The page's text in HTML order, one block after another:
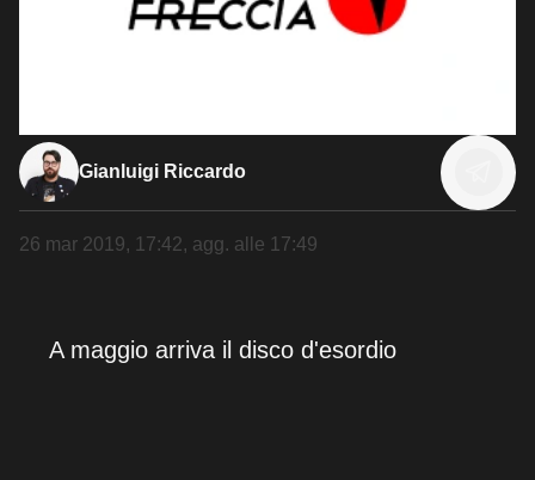
Gianluigi Riccardo
26 mar 2019, 17:42, agg. alle 17:49
A maggio arriva il disco d'esordio